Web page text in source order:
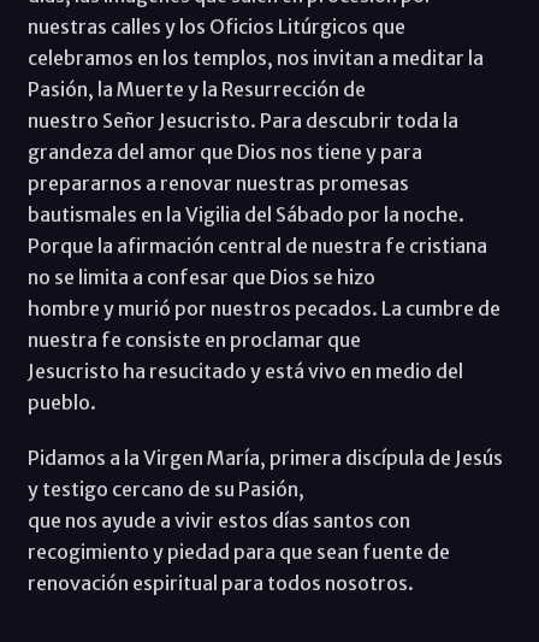
nuestras calles y los Oficios Litúrgicos que
celebramos en los templos, nos invitan a meditar la
Pasión, la Muerte y la Resurrección de
nuestro Señor Jesucristo. Para descubrir toda la
grandeza del amor que Dios nos tiene y para
prepararnos a renovar nuestras promesas
bautismales en la Vigilia del Sábado por la noche.
Porque la afirmación central de nuestra fe cristiana
no se limita a confesar que Dios se hizo
hombre y murió por nuestros pecados. La cumbre de
nuestra fe consiste en proclamar que
Jesucristo ha resucitado y está vivo en medio del
pueblo.
Pidamos a la Virgen María, primera discípula de Jesús
y testigo cercano de su Pasión,
que nos ayude a vivir estos días santos con
recogimiento y piedad para que sean fuente de
renovación espiritual para todos nosotros.